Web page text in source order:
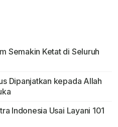
Semakin Ketat di Seluruh
Dipanjatkan kepada Allah
Indonesia Usai Layani 101